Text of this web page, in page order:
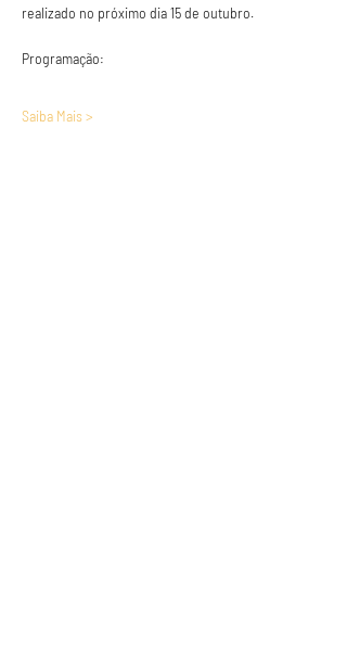
realizado no próximo dia 15 de outubro.
Programação:
Saiba Mais >